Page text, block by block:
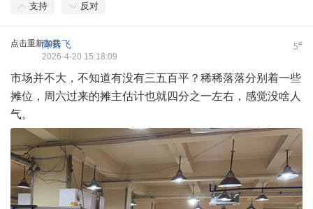
支持 反对
点击重新加载 5#
陈云飞
2026-4-20 15:18:09
市场并不大，不知道有没有三五百平？稀稀落落分别着一些
摊位，周六过来的摊主估计也就四分之一左右，感觉没啥人
气。